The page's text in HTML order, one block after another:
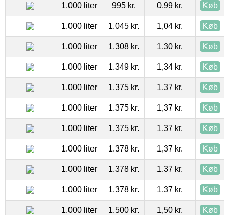
1.000 liter 995 kr. 0,99 kr. Køb
1.000 liter 1.045 kr. 1,04 kr. Køb
1.000 liter 1.308 kr. 1,30 kr. Køb
1.000 liter 1.349 kr. 1,34 kr. Køb
1.000 liter 1.375 kr. 1,37 kr. Køb
1.000 liter 1.375 kr. 1,37 kr. Køb
1.000 liter 1.375 kr. 1,37 kr. Køb
1.000 liter 1.378 kr. 1,37 kr. Køb
1.000 liter 1.378 kr. 1,37 kr. Køb
1.000 liter 1.378 kr. 1,37 kr. Køb
1.000 liter 1.500 kr. 1,50 kr. Køb